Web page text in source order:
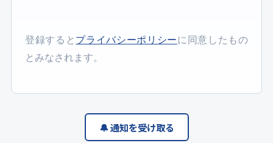
登録すると プライバシーポリシーに同意したもの
とみなされます。
🔔 通知を受け取る